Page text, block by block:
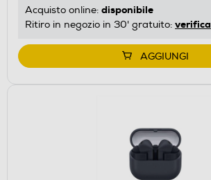
Acquisto online: disponibile
Ritiro in negozio in 30' gratuito: verifica
AGGIUNGI